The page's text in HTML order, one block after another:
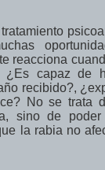
reacciona
¿Es capaz de
recibido?,
No se trata
sino de poder
la rabia no